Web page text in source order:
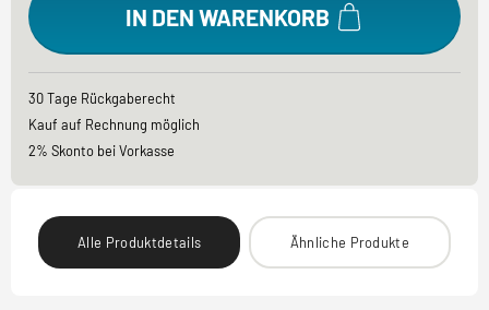
IN DEN WARENKORB
30 Tage Rückgaberecht
Kauf auf Rechnung möglich
2% Skonto bei Vorkasse
Alle Produktdetails Ähnliche Produkte